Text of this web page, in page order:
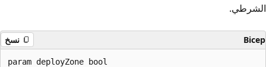
الشرطي.
Bicep نسخ
param deployZone bool